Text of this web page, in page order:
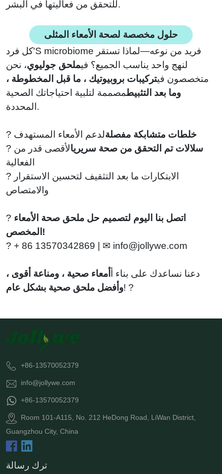
للتحقق من فعاليتها في البشر.
حلول مخصصة لصحة الأمعاء المثلى
كل فرد'S microbiome فريد من نوعه—لماذا تستقر
لنهج واحد يناسب الجميع؟ فيملحق جوليوي، نحن
متخصصون فيتركيبات بروبيوتيك ، ما قبل المخطوطة ،
وما بعد التثبيطمصممة لتلبية احتياجاتك الصحية
المحددة.
? خلطات متشابكة مفصلةلدعم الأمعاء المستهدف
?
سلالات تم التحقق من صحة سريريالأقصى قدر من
الفعالية
? الابتكارات ما بعد التثقيف لتحسين الاستقرار
والامتصاص
? اتصل بنا اليوم لتصميم حل ملحق صحة الأمعاء
المخصص!
? + 86 13570342869 | ✉ info@jollywe.com
دعنا نساعدك على بناء أ
أمعاء صحية ، ومناعة أقوى ،
وأفضل ملحق صحية بشكل عام! ?
+86-13570052379
info@jollywe.com
+86-13570052379
Room 101-A115, No. 212 HeDong Road, LiWan District,
Guangzhou City, China
ترك رسالة